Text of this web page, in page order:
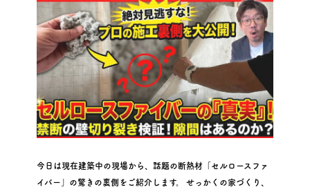
今日は現在建築中の現場から、話題の断熱材「セルロースファ
イバー」の驚きの裏側をご紹介します。 せっかくの家づくり、